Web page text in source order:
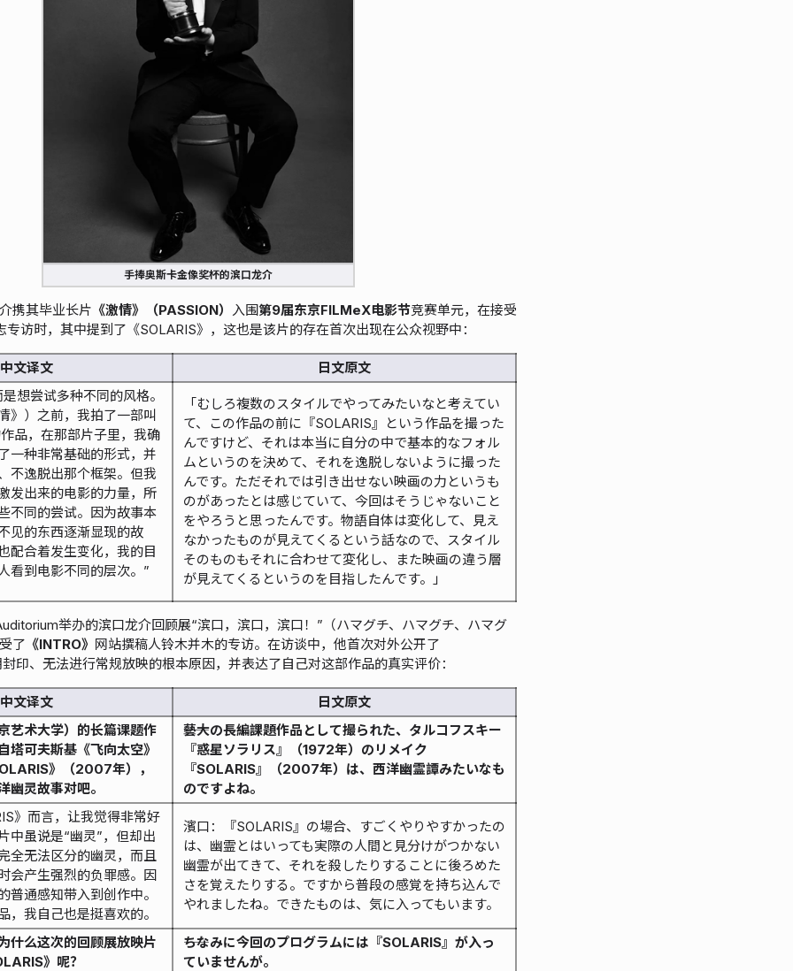
手捧奥斯卡金像奖杯的滨口龙介
携其毕业长片 《激情》（PASSION） 入围第9届东京FILMeX电影节竞赛单元，在接受
专访时，其中提到了《SOLARIS》，这也是该片的存在首次出现在公众视野中：
中文译文
日文原文
想尝试多种不同的风格。
》）之前，我拍了一部叫
品，在那部片子里，我确
一种非常基础的形式，并
不逸脱出那个框架。但我
发出来的电影的力量，所
不同的尝试。因为故事本
见的东西逐渐显现的故
配合着发生变化，我的目
看到电影不同的层次。”
「むしろ複数のスタイルでやってみたいなと考えてい
て、この作品の前に『SOLARIS』という作品を撮った
んですけど、それは本当に自分の中で基本的なフォル
ムというのを決めて、それを逸脱しないように撮った
んです。ただそれでは引き出せない映画の力というも
のがあったとは感じていて、今回はそうじゃないこと
をやろうと思ったんです。物語自体は変化して、見え
なかったものが見えてくるという話なので、スタイル
そのものもそれに合わせて変化し、また映画の違う層
が見えてくるというのを目指したんです。」
举办的滨口龙介回顾展“滨口，滨口，滨口！”（ハマグチ、ハマグチ、ハマグ
了 《INTRO》 网站撰稿人铃木并木的专访。在访谈中，他首次对外公开了
印、无法进行常规放映的根本原因，并表达了自己对这部作品的真实评价：
中文译文
日文原文
术大学）的长篇课题作
塔可夫斯基《飞向太空》
》（2007年），
幽灵故事对吧。
――藝大の長編課題作品として撮られた、タルコフスキー
『惑星ソラリス』（1972年）のリメイク
『SOLARIS』（2007年）は、西洋幽霊譚みたいなも
のですよね。
》而言，让我觉得非常好
中虽说是“幽灵”，但却出
全无法区分的幽灵，而且
会产生强烈的负罪感。因
普通感知带入到创作中。
，我自己也是挺喜欢的。
濱口：『SOLARIS』の場合、すごくやりやすかったの
は、幽霊とはいっても実際の人間と見分けがつかない
幽霊が出てきて、それを殺したりすることに後ろめた
さを覚えたりする。ですから普段の感覚を持ち込んで
やれましたね。できたものは、気に入ってもいます。
么这次的回顾展放映片
》呢？
――ちなみに今回のプログラムには『SOLARIS』が入っ
ていませんが。